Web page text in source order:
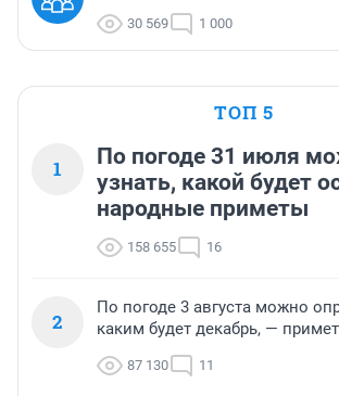
30 569 1 000
ТОП 5
1
По погоде 31 июля
узнать, какой будет
народные приметы
158 655 16
2
По погоде 3 августа можно
каким будет декабрь, —
87 130 11